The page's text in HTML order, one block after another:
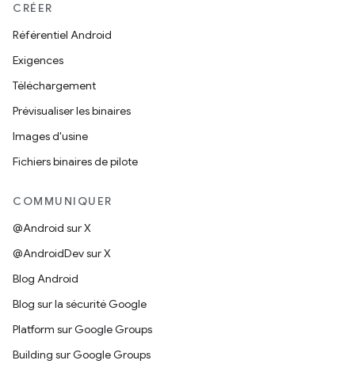
CRÉER
Référentiel Android
Exigences
Téléchargement
Prévisualiser les binaires
Images d'usine
Fichiers binaires de pilote
COMMUNIQUER
@Android sur X
@AndroidDev sur X
Blog Android
Blog sur la sécurité Google
Platform sur Google Groups
Building sur Google Groups